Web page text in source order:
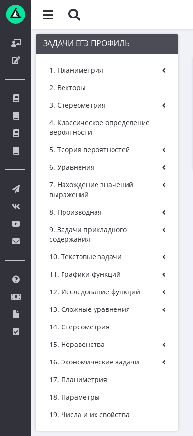
ЗАДАЧИ ЕГЭ ПРОФИЛЬ
1. Планиметрия
2. Векторы
3. Стереометрия
4. Классическое определение
вероятности
5. Теория вероятностей
6. Уравнения
7. Нахождение значений
выражений
8. Производная
9. Задачи прикладного
содержания
10. Текстовые задачи
11. Графики функций
12. Исследование функций
13. Сложные уравнения
14. Стереометрия
15. Неравенства
16. Экономические задачи
17. Планиметрия
18. Параметры
19. Числа и их свойства